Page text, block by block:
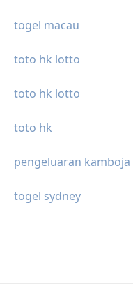
togel macau
toto hk lotto
toto hk lotto
toto hk
pengeluaran kamboja
togel sydney